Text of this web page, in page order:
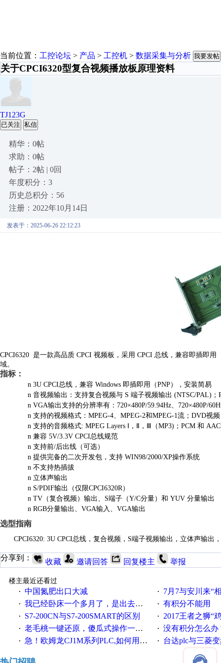
当前位置： 工控论坛 > 产品 > 工控机 > 数据采集与分析 我要发帖
关于CPCI6320型复合视频播放板原理资料
TJ123G
已关注 私信
精华：0帖
求助：0帖
帖子：2帖 | 0回
年度积分：3
历史总积分：56
注册：2022年10月14日
发表于：2025-06-26 22:12:23
CPCI6320 是一款高品质 CPCI 视频板，采用 CPCI 总线，兼容即插即
域。
指标：
n 3U CPCI总线，兼容 Windows 即插即用（PNP），安装简易
n 音视频输出：支持复合视频与 S 端子视频输出 (NTSC/PAL)
n VGA输出支持的分辨率有：720×480P/59.94Hz、720×480P/
n 支持的视频格式： MPEG-4、MPEG-2和MPEG-1流；DVD视
n 支持的音频格式: MPEG Layers Ⅰ，Ⅱ，Ⅲ（MP3)；PCM 和
n 兼容 5V/3.3V CPCI总线规范
n 支持前/后出线（可选）
n 提供完备的二次开发包，支持 WIN98/2000/XP操作系统
n 不支持热插拔
n 立体声输出
n S/PDIF输出（仅限CPCI6320R）
n TV（复合视频）输出、S端子（Y/C分量）和 YUV 分量输出
n RGB分量输出、VGA输入、VGA输出
选型指南
CPCI6320: 3U CPCI总线，复合视频，S端子视频输出，立体声输出
分享到： 收藏 邀请回答 回复楼主 举报
楼主最近还看过
· 中国氮肥出口大减 · 7月7与安川来“
· 我已经卧床一个多月了，是出去安装机械手在高速遭遇车祸所致:大家工作都要特别注意啊 · 有积分不能用
· S7-200CN与S7-200SMART的区别 · 2017王者之狮“鸡”情签到
· 老毛桃一键还原，傻瓜式操作一键轻松备份还原；程序为向导式安装，一键即可实现自动备份或还原系统。 · 没有积分怎么办
· 急！欧姆龙CJ1M系列PLC,如何用时间控制变频器。要求时间在组态王中可以自由输入！拜托各位大神了！ · 台达plc与三菱